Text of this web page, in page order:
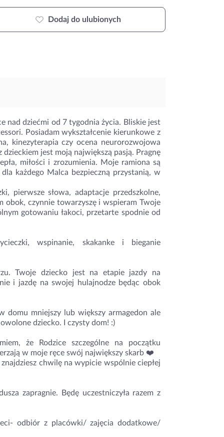
Dodaj do ulubionych
nad dziećmi od 7 tygodnia życia. Bliskie jest
Posiadam wykształcenie kierunkowe z
kinezyterapia czy ocena neurorozwojowa
jest moją największą pasją. Pragnę
miłości i zrozumienia. Moje ramiona są
każdego Malca bezpieczną przystanią, w
pierwsze słowa, adaptacje przedszkolne,
obok, czynnie towarzyszę i wspieram Twoje
gotowaniu łakoci, przetarte spodnie od
wspinanie, skakanke i bieganie
Twoje dziecko jest na etapie jazdy na
i jazdę na swojej hulajnodze będąc obok
domu mniejszy lub większy armagedon ale
dziecko. I czysty dom! :)
że Rodzice szczególne na początku
w moje ręce swój największy skarb ❤️
chwilę na wypicie wspólnie ciepłej
zapragnie. Będę uczestniczyła razem z
odbiór z placówki/ zajęcia dodatkowe/